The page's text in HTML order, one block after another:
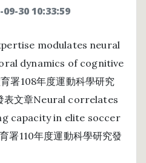
30 10:33:59
modulates neural
dynamics of cognitive
署108年度運動科學研究
表文章Neural correlates
capacity in elite soccer
署110年度運動科學研究發